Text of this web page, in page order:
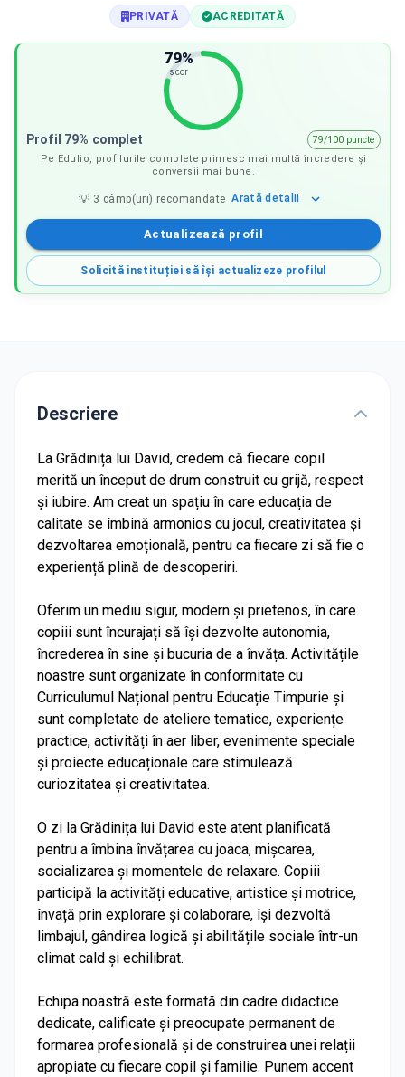
PRIVATĂ ACREDITATĂ
79%
scor
Profil 79% complet
79/100 puncte
Pe Edulio, profilurile complete primesc mai multă încredere și
conversii mai bune.
💡 3 câmp(uri) recomandate Arată detalii
Actualizează profil
Solicită instituției să își actualizeze profilul
Descriere
La Grădinița lui David, credem că fiecare copil
merită un început de drum construit cu grijă, respect
și iubire. Am creat un spațiu în care educația de
calitate se îmbină armonios cu jocul, creativitatea și
dezvoltarea emoțională, pentru ca fiecare zi să fie o
experiență plină de descoperiri.
Oferim un mediu sigur, modern și prietenos, în care
copiii sunt încurajați să își dezvolte autonomia,
încrederea în sine și bucuria de a învăța. Activitățile
noastre sunt organizate în conformitate cu
Curriculumul Național pentru Educație Timpurie și
sunt completate de ateliere tematice, experiențe
practice, activități în aer liber, evenimente speciale
și proiecte educaționale care stimulează
curiozitatea și creativitatea.
O zi la Grădinița lui David este atent planificată
pentru a îmbina învățarea cu joaca, mișcarea,
socializarea și momentele de relaxare. Copiii
participă la activități educative, artistice și motrice,
învață prin explorare și colaborare, își dezvoltă
limbajul, gândirea logică și abilitățile sociale într-un
climat cald și echilibrat.
Echipa noastră este formată din cadre didactice
dedicate, calificate și preocupate permanent de
formarea profesională și de construirea unei relații
apropiate cu fiecare copil și familie. Punem accent